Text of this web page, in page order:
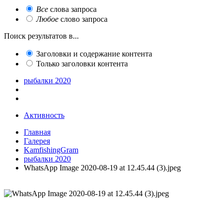
Все слова запроса
Любое слово запроса
Поиск результатов в...
Заголовки и содержание контента
Только заголовки контента
рыбалки 2020
Активность
Главная
Галерея
KamfishingGram
рыбалки 2020
WhatsApp Image 2020-08-19 at 12.45.44 (3).jpeg